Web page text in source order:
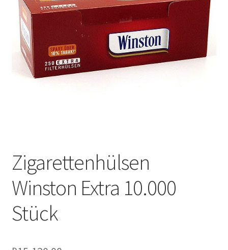
Оформление заказа
Табак на заказ
Zigarettenhülsen
Winston Extra 10.000
Stück